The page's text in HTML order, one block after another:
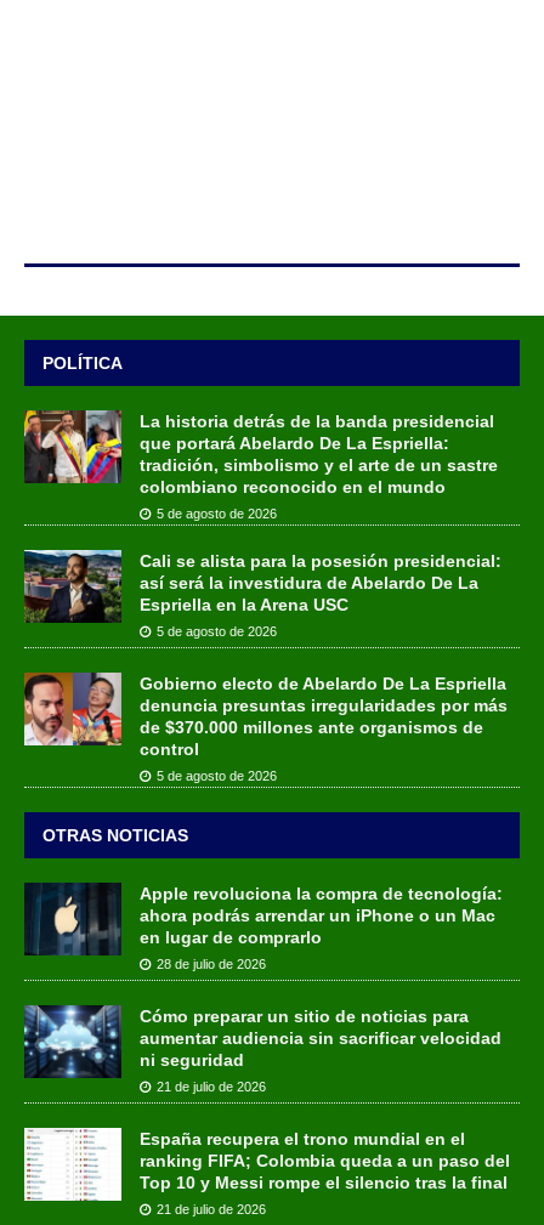
POLÍTICA
La historia detrás de la banda presidencial
que portará Abelardo De La Espriella:
tradición, simbolismo y el arte de un sastre
colombiano reconocido en el mundo
5 de agosto de 2026
Cali se alista para la posesión presidencial:
así será la investidura de Abelardo De La
Espriella en la Arena USC
5 de agosto de 2026
Gobierno electo de Abelardo De La Espriella
denuncia presuntas irregularidades por más
de $370.000 millones ante organismos de
control
5 de agosto de 2026
OTRAS NOTICIAS
Apple revoluciona la compra de tecnología:
ahora podrás arrendar un iPhone o un Mac
en lugar de comprarlo
28 de julio de 2026
Cómo preparar un sitio de noticias para
aumentar audiencia sin sacrificar velocidad
ni seguridad
21 de julio de 2026
España recupera el trono mundial en el
ranking FIFA; Colombia queda a un paso del
Top 10 y Messi rompe el silencio tras la final
21 de julio de 2026